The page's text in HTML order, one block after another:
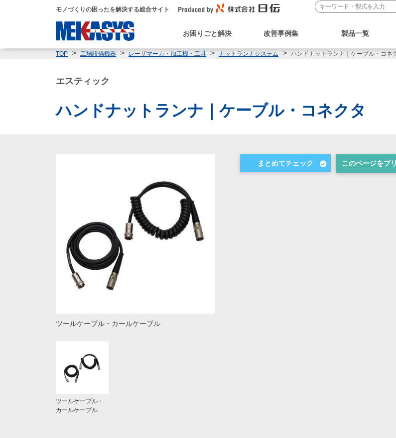
モノづくりの困ったを解決する総合サイト
お困りごと解決 改善事例集 製品一覧
TOP 工場設備機器 レーザマーカ・加工機・工具 ナットランナシステム ハンドナットランナ｜ケーブル・コネ
エスティック
ハンドナットランナ｜ケーブル・コネクタ
ツールケーブル・カールケーブル
ツールケーブル・
カールケーブル
このページをプ